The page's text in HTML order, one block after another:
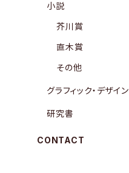
小説
芥川賞
直木賞
その他
グラフィック・デザイン
研究書
CONTACT